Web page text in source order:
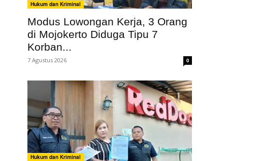
Hukum dan Kriminal
Modus Lowongan Kerja, 3 Orang
di Mojokerto Diduga Tipu 7
Korban...
7 Agustus 2026 0
Hukum dan Kriminal